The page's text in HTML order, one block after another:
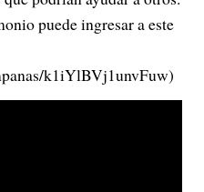
puede ingresar a este
k1iYlBVj1unvFuw)